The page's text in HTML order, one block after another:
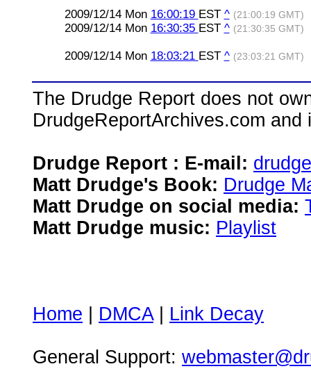
2009/12/14 Mon 16:00:19 EST ^ (21:00:19 GMT)
2009/12/14 Mon 16:30:35 EST ^ (21:30:35 GMT)
2009/12/14 Mon 18:03:21 EST ^ (23:03:21 GMT)
The Drudge Report does not
DrudgeReportArchives.com
Drudge Report : E-mail:
Matt Drudge's Book: Drudge
Matt Drudge on social media:
Matt Drudge music: Playlist
Home DMCA| Link Decay
General Support: